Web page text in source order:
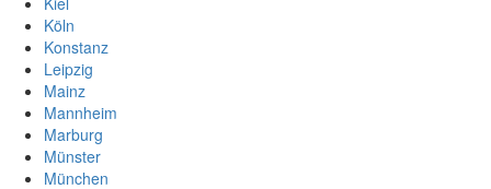
Köln
Konstanz
Leipzig
Mainz
Mannheim
Marburg
Münster
München